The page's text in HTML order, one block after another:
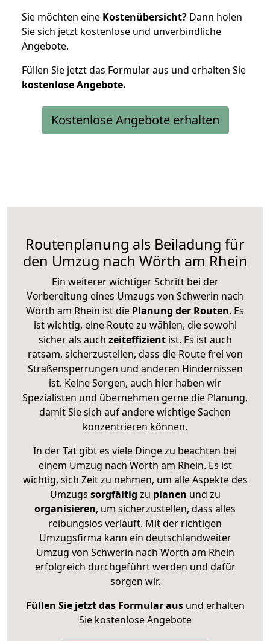
Sie möchten eine Kostenübersicht? Dann holen
Sie sich jetzt kostenlose und unverbindliche
Angebote.
Füllen Sie jetzt das Formular aus und erhalten Sie
kostenloseAngebote.
Kostenlose Angebote erhalten
Routenplanung als Beiladung für
den Umzug nach Wörth am Rhein
Ein weiterer wichtiger Schritt bei der
Vorbereitung eines Umzugs von Schwerin nach
Wörth am Rhein ist die Planung der Routen. Es
ist wichtig, eine Route zu wählen, die sowohl
sicher als auch zeiteffizientist. Es ist auch
ratsam, sicherzustellen, dass die Route frei von
Straßensperrungen und anderen Hindernissen
ist. Keine Sorgen, auch hier haben wir
Spezialisten und übernehmen gerne die Planung,
damit Sie sich auf andere wichtige Sachen
konzentrieren können.
In der Tat gibt es viele Dinge zu beachten bei
einem Umzug nach Wörth am Rhein. Es ist
wichtig, sich Zeit zu nehmen, um alle Aspekte des
Umzugs sorgfältig zu planen und zu
organisieren, um sicherzustellen, dass alles
reibungslos verläuft. Mit der richtigen
Umzugsfirma kann ein deutschlandweiter
Umzug von Schwerin nach Wörth am Rhein
erfolgreich durchgeführt werden und dafür
sorgen wir.
Füllen Sie jetzt das Formular ausund erhalten
Sie kostenlose Angebote